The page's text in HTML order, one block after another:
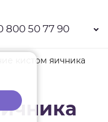
800 50 77 90
кистом яичника